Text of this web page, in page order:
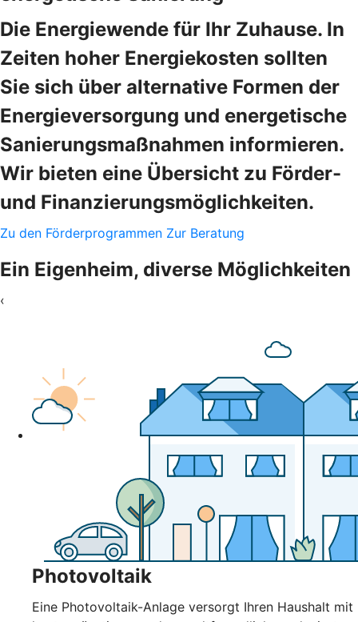
Die Energiewende für Ihr Zuhause. In
Zeiten hoher Energiekosten sollten
Sie sich über alternative Formen der
Energieversorgung und energetische
Sanierungsmaßnahmen informieren.
Wir bieten eine Übersicht zu Förder-
und Finanzierungsmöglichkeiten.
Zu den Förderprogrammen Zur Beratung
Ein Eigenheim, diverse Möglichkeiten
‹
Photovoltaik
Eine Photovoltaik-Anlage versorgt Ihren Haushalt mit